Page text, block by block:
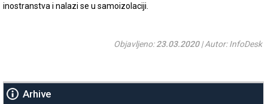
inostranstva i nalazi se u samoizolaciji.
Objavljeno:23.03.2020| Autor: InfoDesk
Arhive